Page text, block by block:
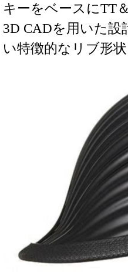
キーをベースにTT
3D CADを用いた
い特徴的なリブ形